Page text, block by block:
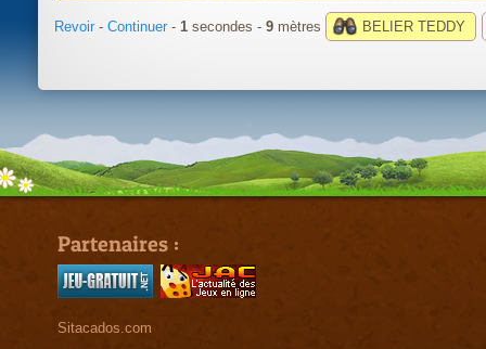
Revoir - Continuer - 1 secondes - 10mètres BELIER TEDDY
Partenaires :
Sitacados.com